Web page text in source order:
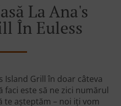
La Ana's
În Euless
Island Grill în doar câteva
faci este să ne zici numărul
te așteptăm – noi iți vom